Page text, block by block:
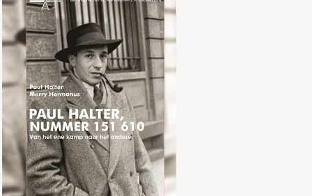
Merry Hermanus, met Paul Halter,
“Paul Halter, nummer 151 610:
Van het ene kamp naar het
andere”